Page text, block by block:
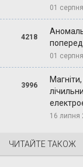
01
4218
01
3996
16 липня
ЧИТАЙТЕ ТАКОЖ